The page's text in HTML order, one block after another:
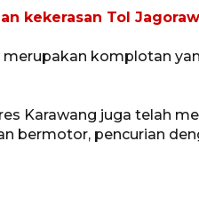
kekerasan Tol
komplotan
Karawang juga telah
bermotor, pencurian